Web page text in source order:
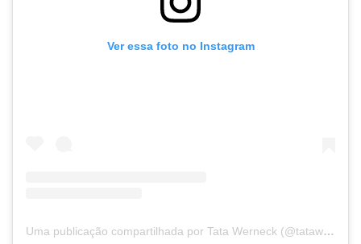
Ver essa foto no Instagram
Uma publicação compartilhada por Tata Werneck (@tatawerneck)